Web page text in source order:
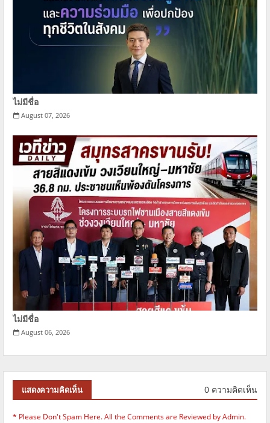
ไม่มีชื่อ
August 07, 2026
ไม่มีชื่อ
August 06, 2026
แสดงความคิดเห็น 0 ความคิดเห็น
* Please Don't Spam Here. All the Comments are Reviewed by Admin.